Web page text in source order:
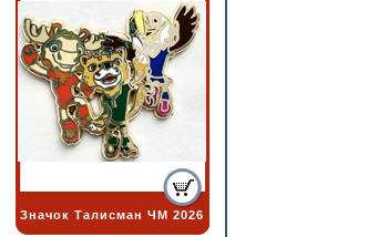
Значок Талисман ЧМ 2026